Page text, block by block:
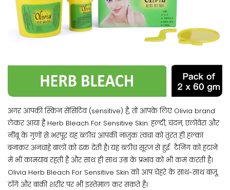
अगर आपकी स्किन सेंसिटिव (sensitive) है, तो आपके लिए Olivia brand
लेकर आया है Herb Bleach For Sensitive Skin. हल्दी, चंदन, एलोवेरा और
नींबू के गुणों से भरपूर यह ब्लीच आपकी नाज़ुक त्वचा को तुरंत ही हल्का
बनाकर अनचाहे बालों को ढक देती है। यह ब्लीच सूरज से हुई टैनिंग को हटाने
में भी कामयाब रहती है और साथ ही साथ उम्र के प्रभाव को भी कम करती है।
Olivia Herb Bleach For Sensitive Skin को आप चेहरे के साथ-साथ बाजू,
टाँगे और बाकी शरीर पर भी इस्तेमाल कर सकते है।